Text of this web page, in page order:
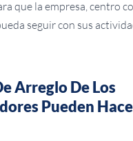
que la empresa, centro
seguir con sus
Arreglo De Los
Pueden